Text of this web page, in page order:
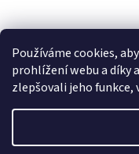
Používáme cookies,
prohlížení webu a díky
zlepšovali jeho
Copyright 2026Hodně